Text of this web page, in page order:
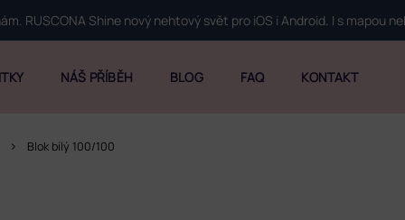
RUSCONA Shine nový nehtový svět pro iOS i Android. I s mapou
NÁŠ PŘÍBĚH BLOG FAQ KONTAKT
Blok bílý 100/100